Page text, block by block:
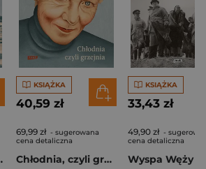
z PRL
KSIĄŻKA
40,59 zł
69,99 zł - sugerowana
cena detaliczna
Chłodnia, czyli grzejnia. Małgorzata Szejnert w rozmowie z Dorotą Karaś i Markiem Sterlingowem
KSIĄŻKA
33,43 zł
49,90 zł -
cena detaliczna
Wyspa Węży